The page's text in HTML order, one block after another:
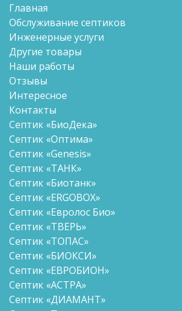
Главная
Обслуживание септиков
Инженерные услуги
Другие товары
Наши работы
Отзывы
Интересное
Контакты
Септик «БиоДека»
Септик «Оптима»
Септик «Genesis»
Септик «ТАНК»
Септик «Биотанк»
Септик «ERGOBOX»
Септик «Евролос Био»
Септик «ТВЕРЬ»
Септик «ТОПАС»
Септик «БИОКСИ»
Септик «ЕВРОБИОН»
Септик «АСТРА»
Септик «ДИАМАНТ»